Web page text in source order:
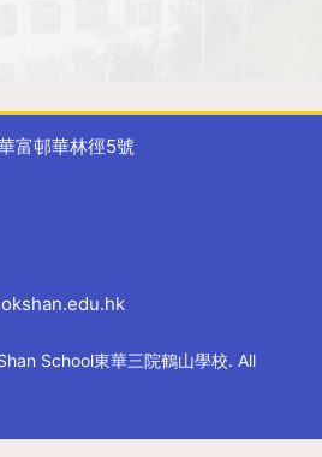
富邨華林徑5號
School東華三院鶴山學校. All